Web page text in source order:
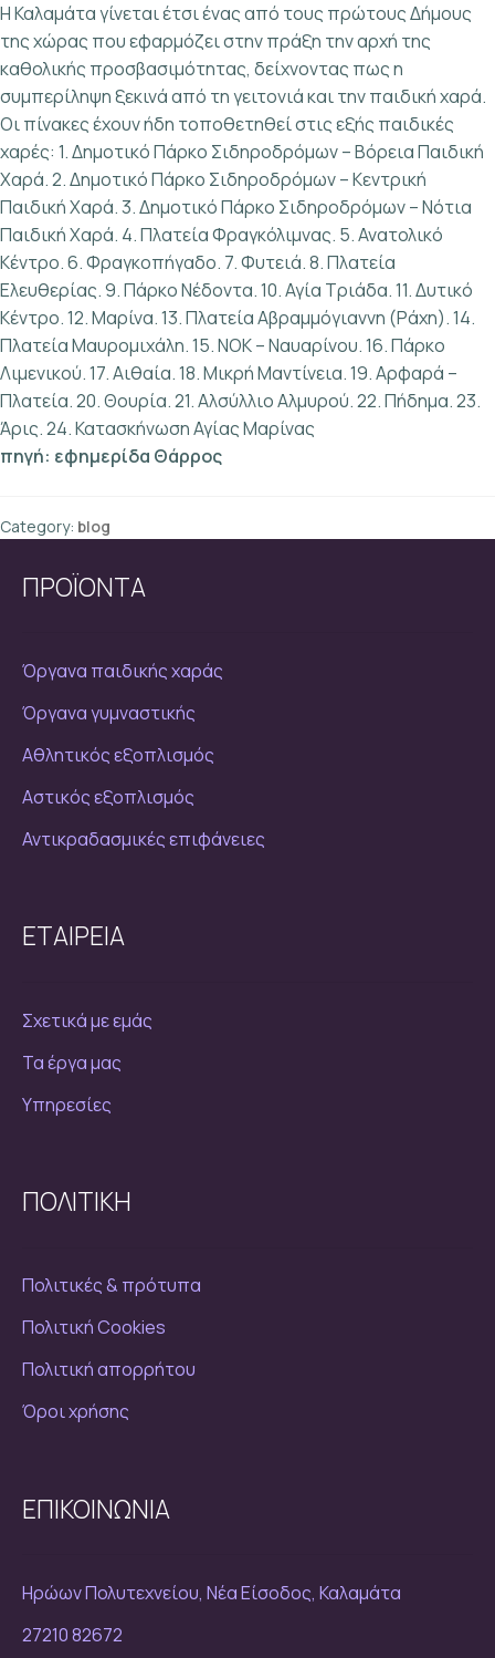
Η Καλαμάτα γίνεται έτσι ένας από τους πρώτους Δήμους
της χώρας που εφαρμόζει στην πράξη την αρχή της
καθολικής προσβασιμότητας, δείχνοντας πως η
συμπερίληψη ξεκινά από τη γειτονιά και την παιδική χαρά.
Οι πίνακες έχουν ήδη τοποθετηθεί στις εξής παιδικές
χαρές: 1. Δημοτικό Πάρκο Σιδηροδρόμων – Βόρεια Παιδική
Χαρά. 2. Δημοτικό Πάρκο Σιδηροδρόμων – Κεντρική
Παιδική Χαρά. 3. Δημοτικό Πάρκο Σιδηροδρόμων – Νότια
Παιδική Χαρά. 4. Πλατεία Φραγκόλιμνας. 5. Ανατολικό
Κέντρο. 6. Φραγκοπήγαδο. 7. Φυτειά. 8. Πλατεία
Ελευθερίας. 9. Πάρκο Νέδοντα. 10. Αγία Τριάδα. 11. Δυτικό
Κέντρο. 12. Μαρίνα. 13. Πλατεία Αβραμμόγιαννη (Ράχη). 14.
Πλατεία Μαυρομιχάλη. 15. ΝΟΚ – Ναυαρίνου. 16. Πάρκο
Λιμενικού. 17. Αιθαία. 18. Μικρή Μαντίνεια. 19. Αρφαρά –
Πλατεία. 20. Θουρία. 21. Αλσύλλιο Αλμυρού. 22. Πήδημα. 23.
Άρις. 24. Κατασκήνωση Αγίας Μαρίνας
πηγή: εφημερίδα Θάρρος
Category: blog
ΠΡΟΪΟΝΤΑ
Όργανα παιδικής χαράς
Όργανα γυμναστικής
Αθλητικός εξοπλισμός
Αστικός εξοπλισμός
Αντικραδασμικές επιφάνειες
ΕΤΑΙΡΕΙΑ
Σχετικά με εμάς
Τα έργα μας
Υπηρεσίες
ΠΟΛΙΤΙΚΗ
Πολιτικές & πρότυπα
Πολιτική Cookies
Πολιτική απορρήτου
Όροι χρήσης
ΕΠΙΚΟΙΝΩΝΙΑ
Ηρώων Πολυτεχνείου, Νέα Είσοδος, Καλαμάτα
27210 82672